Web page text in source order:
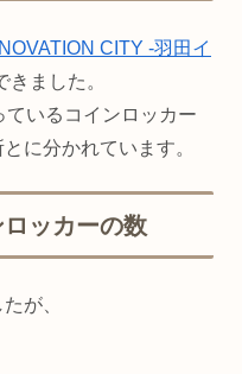
CITY -羽田イ
きました。
いるコインロッカー
に分かれています。
ッカーの数
が、